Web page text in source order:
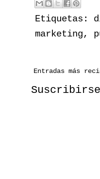
Etiquetas:
marketing,
Entradas más